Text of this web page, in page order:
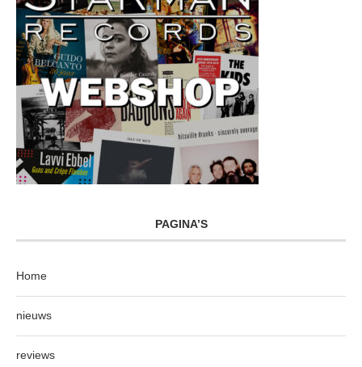
PAGINA’S
Home
nieuws
reviews